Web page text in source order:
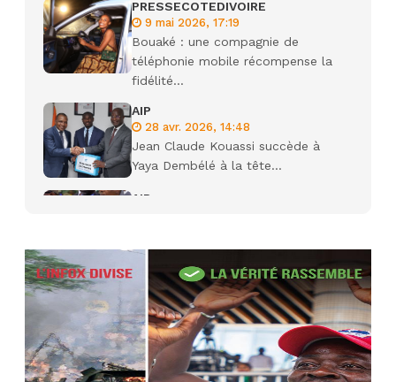
PRESSECOTEDIVOIRE
9 mai 2026, 17:19
Bouaké : une compagnie de
téléphonie mobile récompense la
fidélité...
AIP
28 avr. 2026, 14:48
Jean Claude Kouassi succède à
Yaya Dembélé à la tête...
AIP
Camara tué lors d’attaques...
22 avr. 2026, 16:41
Des bureaux ravagés dans un
incendie survenu à la mairie...
AIP